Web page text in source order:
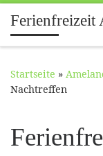
Zum Inhalt
Ferienfreizeit
Startseite »
Nachtreffen